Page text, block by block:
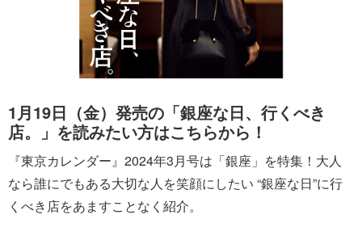
1月19日（金）発売の「銀座な日、行くべき
店。」を読みたい方はこちらから！
『東京カレンダー』2024年3月号は「銀座」を特集！大人
なら誰にでもある大切な人を笑顔にしたい “銀座な日”に行
くべき店をあますことなく紹介。